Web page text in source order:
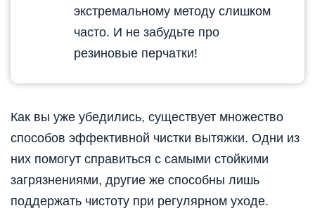
экстремальному методу слишком
часто. И не забудьте про
резиновые перчатки!
Как вы уже убедились, существует множество
способов эффективной чистки вытяжки. Одни из
них помогут справиться с самыми стойкими
загрязнениями, другие же способны лишь
поддержать чистоту при регулярном уходе.